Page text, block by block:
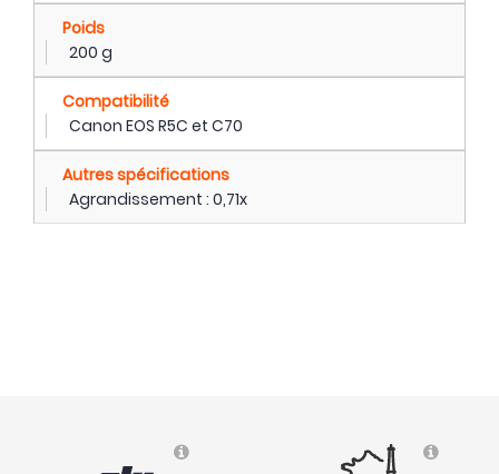
Poids
200 g
Compatibilité
Canon EOS R5C et C70
Autres spécifications
Agrandissement : 0,71x